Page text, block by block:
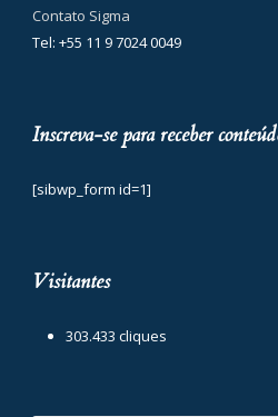
Contato Sigma
Tel: +55 11 9 7024 0049
Inscreva-se para receber
[sibwp_form id=1]
Visitantes
303.433 cliques